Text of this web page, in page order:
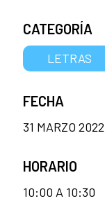
CATEGORÍA
LETRAS
FECHA
31 MARZO 2022
HORARIO
10:00 A 10:30